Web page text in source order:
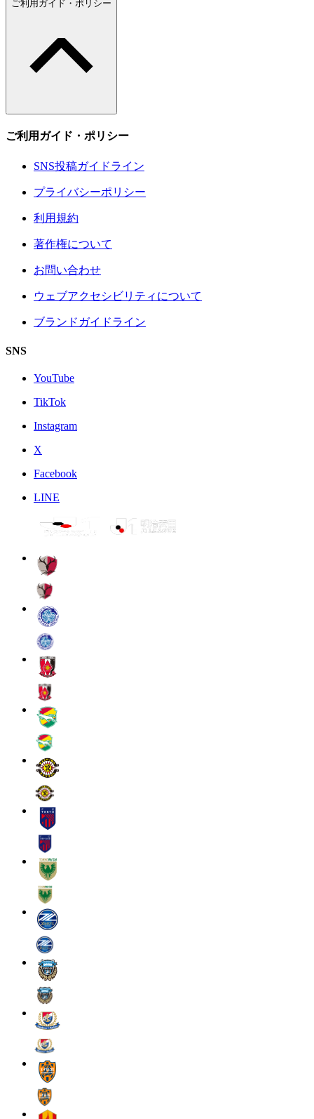
ご利用ガイド・ポリシー
ご利用ガイド・ポリシー
SNS投稿ガイドライン
プライバシーポリシー
利用規約
著作権について
お問い合わせ
ウェブアクセシビリティについて
ブランドガイドライン
SNS
YouTube
TikTok
Instagram
X
Facebook
LINE